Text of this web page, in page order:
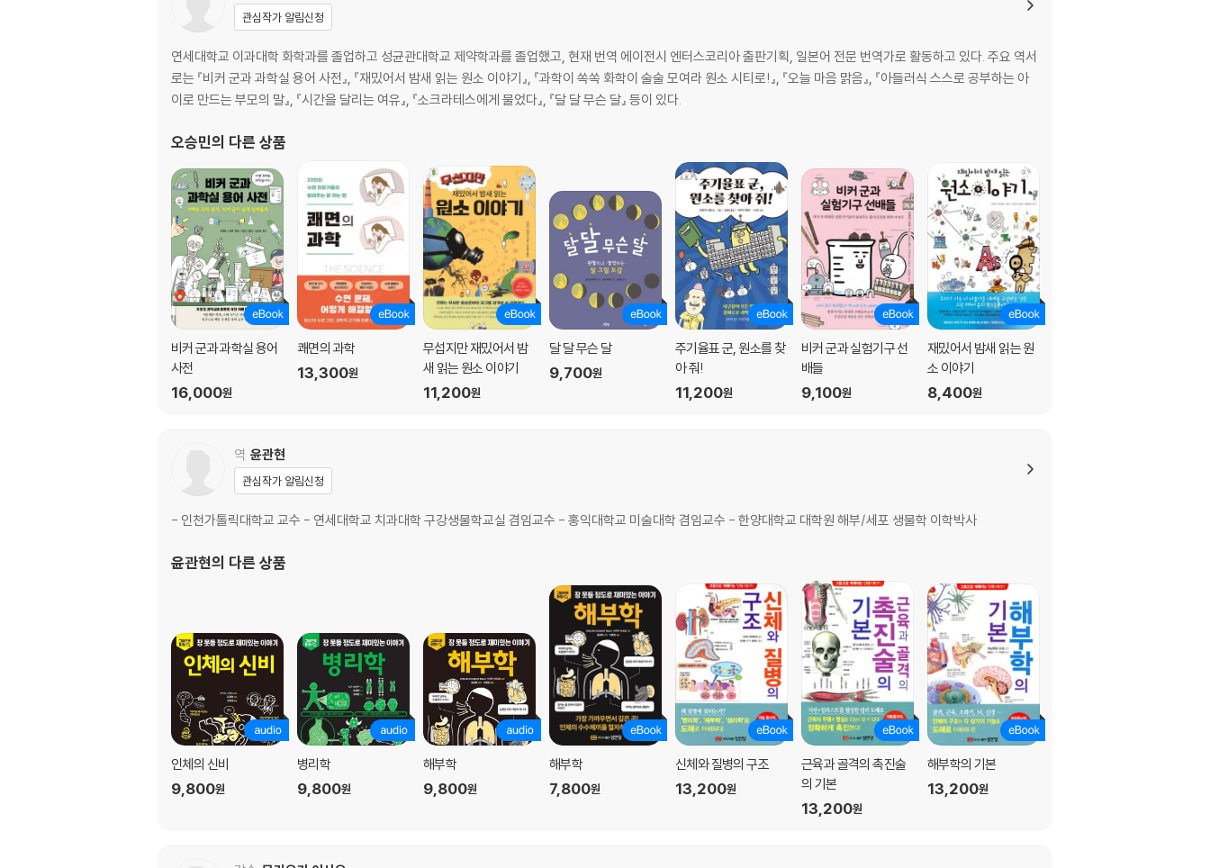
뉴런과 시냅스
중추신경계
말초신경계
호흡과 운동
혈액
심장의 구조와 기능
동맥계와 정맥계
체온
영양소
소화와 흡수
에너지 대사
유산소운동과 무산소운동
SPECIAL COLUMN ① 로코모티브 신드롬이란?
2장_운동의 역학과 기초
신체운동과 바이오메카닉스
신체운동과 힘, 모멘트
몸통의 골격
척주의 움직임과 근육
목뼈의 구조
목뼈의 움직임과 근육
등뼈와 가슴우리의 구조
등뼈와 가슴우리의 움직임과 근육
허리뼈의 구조
허리뼈의 움직임과 근육
골반의 구조와 움직임
관심작가 알림신청
연세대학교 이과대학 화학과를 졸업하고 성균관대학교 제약학과를 졸업했고, 현재 번역 에이전시 엔터스코리아 출판기획, 일본어 전문 번역가로 활동하고 있다. 주요 역서
로는 『비커 군과 과학실 용어 사전』, 『재밌어서 밤새 읽는 원소 이야기』, 『과학이 쏙쏙 화학이 술술 모여라 원소 시티로!』, 『오늘 마음 맑음』, 『아들러식 스스로 공부하는 아
이로 만드는 부모의 말』, 『시간을 달리는 여유』, 『소크라테스에게 물었다』, 『달 달 무슨 달』 등이 있다.
오승민의 다른 상품
비커 군과 과학실 용어
사전
16,000원
쾌면의 과학
13,300원
무섭지만 재밌어서 밤
새 읽는 원소 이야기
11,200원
달 달 무슨 달
9,700원
주기율표 군, 원소를 찾
아 줘!
11,200원
비커 군과 실험기구 선
배들
9,100원
재밌어서 밤새 읽는 원
소 이야기
8,400원
역 윤관현
관심작가 알림신청
- 인천가톨릭대학교 교수 - 연세대학교 치과대학 구강생물학교실 겸임교수 - 홍익대학교 미술대학 겸임교수 - 한양대학교 대학원 해부/세포 생물학 이학박사
윤관현의 다른 상품
인체의 신비
9,800원
병리학
9,800원
해부학
9,800원
해부학
7,800원
신체와 질병의 구조
13,200원
근육과 골격의 촉진술
의 기본
13,200원
해부학의 기본
13,200원